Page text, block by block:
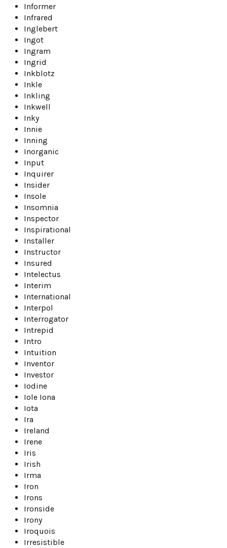
Informer
Infrared
Inglebert
Ingot
Ingram
Ingrid
Inkblotz
Inkle
Inkling
Inkwell
Inky
Innie
Inning
Inorganic
Input
Inquirer
Insider
Insole
Insomnia
Inspector
Inspirational
Installer
Instructor
Insured
Intelectus
Interim
International
Interpol
Interrogator
Intrepid
Intro
Intuition
Inventor
Investor
Iodine
Iole Iona
Iota
Ira
Ireland
Irene
Iris
Irish
Irma
Iron
Irons
Ironside
Irony
Iroquois
Irresistible